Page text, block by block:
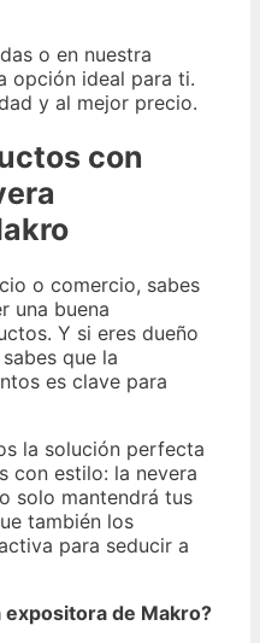
o en nuestra
opción ideal para ti.
y al mejor precio.
con
o comercio, sabes
una buena
Y si eres dueño
que la
es clave para
la solución perfecta
con estilo: la nevera
solo mantendrá tus
también los
para seducir a
expositora de Makro?